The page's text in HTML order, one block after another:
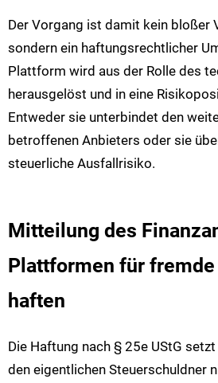
Der Vorgang ist damit kein bloßer
sondern ein haftungsrechtlicher
Plattform wird aus der Rolle des
herausgelöst und in eine
Entweder sie unterbindet den
betroffenen Anbieters oder sie
steuerliche Ausfallrisiko.
Mitteilung des
Plattformen für
haften
Die Haftung nach § 25e UStG
den eigentlichen Steuerschuldner